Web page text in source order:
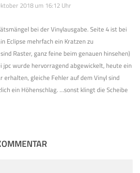
2018 um 16:12 Uhr
bei der Vinylausgabe. Seite 4 ist bei
Eclipse mehrfach ein Kratzen zu
Raster, ganz feine beim genauen hinsehen)
jpc wurde hervorragend abgewickelt, heute ein
erhalten, gleiche Fehler auf dem Vinyl sind
ein Höhenschlag. …sonst klingt die Scheibe